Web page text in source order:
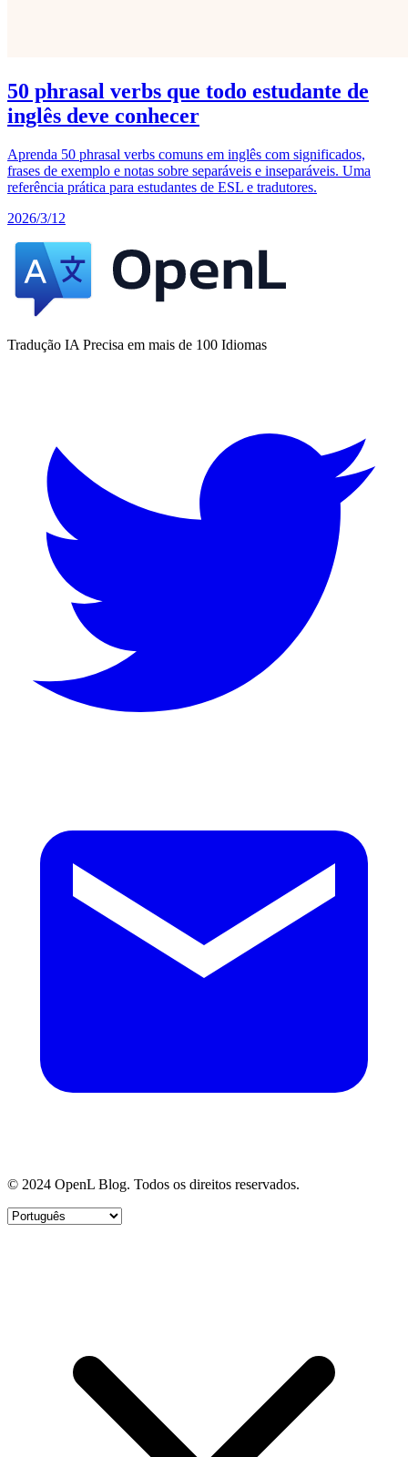
50 phrasal verbs que todo estudante de
inglês deve conhecer
Aprenda 50 phrasal verbs comuns em inglês com significados,
frases de exemplo e notas sobre separáveis e inseparáveis. Uma
referência prática para estudantes de ESL e tradutores.
2026/3/12
Tradução IA Precisa em mais de 100 Idiomas
© 2024 OpenL Blog. Todos os direitos reservados.